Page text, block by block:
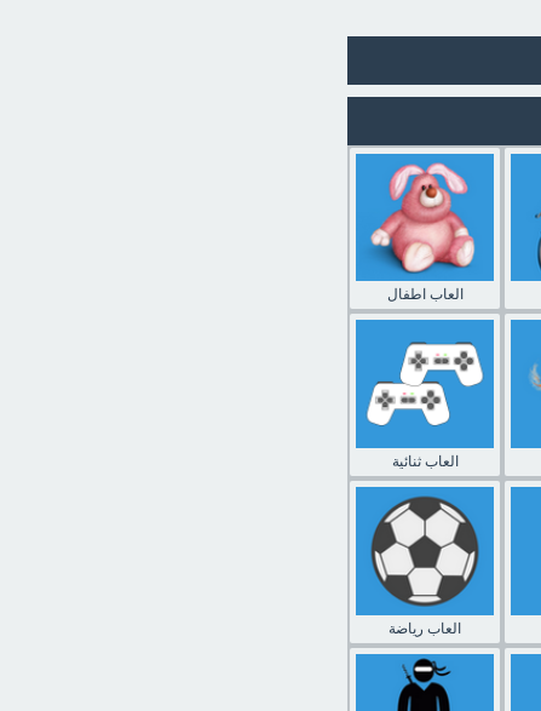
العاب اطفال
العاب ثنائية
العاب رياضة